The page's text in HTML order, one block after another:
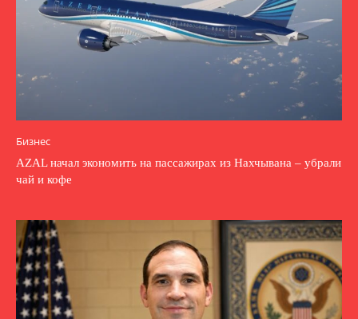
Бизнес
AZAL начал экономить на пассажирах из Нахчывана – убрали
чай и кофе